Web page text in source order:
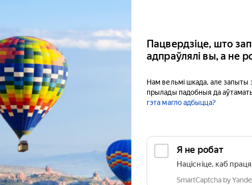
Пацвердзіце, што
адпраўлялі вы, а не
Нам вельмі шкада, але запыты
прылады падобныя да
гэта магло адбыцца?
Я не робат
Націсніце, каб
SmartCaptcha by